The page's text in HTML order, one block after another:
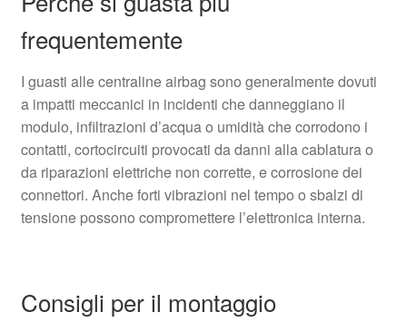
frequentemente
I guasti alle centraline airbag sono generalmente dovuti
a impatti meccanici in incidenti che danneggiano il
modulo, infiltrazioni d’acqua o umidità che corrodono i
contatti, cortocircuiti provocati da danni alla cablatura o
da riparazioni elettriche non corrette, e corrosione dei
connettori. Anche forti vibrazioni nel tempo o sbalzi di
tensione possono compromettere l’elettronica interna.
Consigli per il montaggio